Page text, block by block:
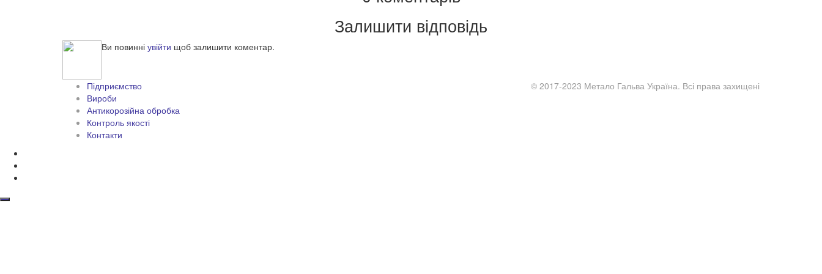
Залишити відповідь
Ви повинні увійти щоб залишити коментар.
Підприємство
Вироби
Антикорозійна обробка
Контроль якості
Контакти
© 2017-2023 Метало Гальва Україна. Всі права захищені